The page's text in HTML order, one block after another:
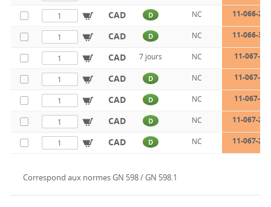
CAD D NC 11-066-28-
CAD D NC 11-066-31-
CAD 7 jours NC 11-067-
CAD D NC 11-067-
CAD D NC 11-067-
CAD D NC 11-067-26-
CAD D NC 11-067-28-
Correspond aux normes GN 598 / GN 598.1